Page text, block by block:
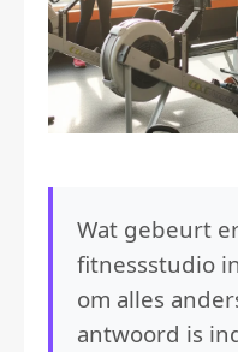
Wat gebeurt
fitnessstudio
om alles
antwoord is